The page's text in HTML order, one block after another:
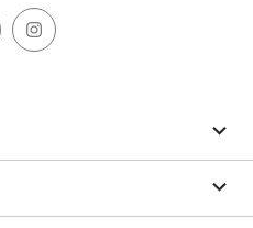


